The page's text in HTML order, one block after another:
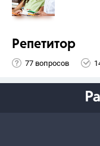
Репетитор
77 вопросов